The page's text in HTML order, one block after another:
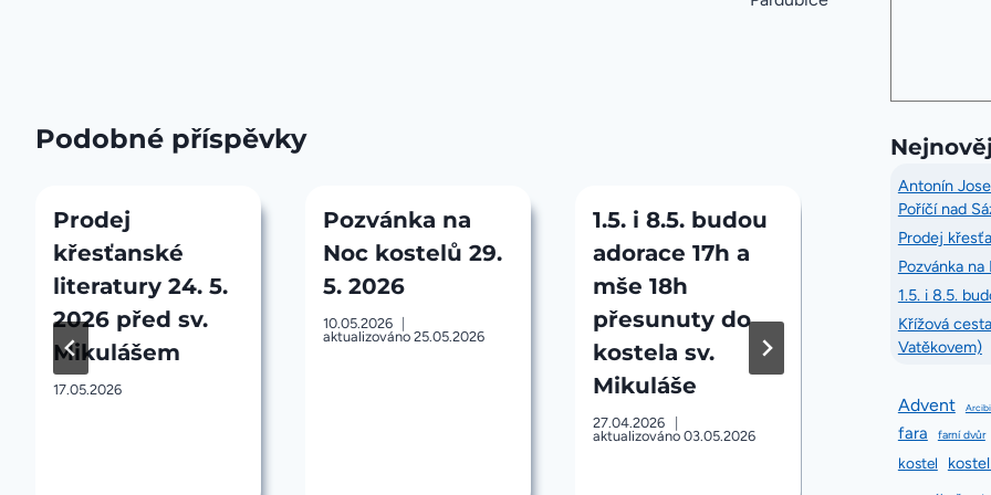
Podobné příspěvky
Prodej
křesťanské
literatury 24. 5.
2026 před sv.
Mikulášem
17.05.2026
Pozvánka na
Noc kostelů 29.
5. 2026
10.05.2026
aktualizováno 25.05.2026
1.5. i 8.5. budou
adorace 17h a
mše 18h
přesunuty do
kostela sv.
Mikuláše
27.04.2026
aktualizováno 03.05.2026
Křížová
na
3. 2026 od
– sraz na
Chvojenu
13.03.2026
aktualizováno
Antonín
Poříčí nad
Prodej
Pozvánka
1.5. i 8.5.
Křížová
Vatěkovem)
Advent
fara farní dvůr
kostel